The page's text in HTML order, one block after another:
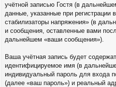
учётной записью Гостя (в
данные, указанные при
стабилизаторы напряжения» (в
и сообщения, оставленные вами
дальнейшем «ваши сообщения»).
Ваша учётная запись будет
идентифицируемое имя (в
индивидуальный пароль для входа
(далее «ваш пароль») и реальный